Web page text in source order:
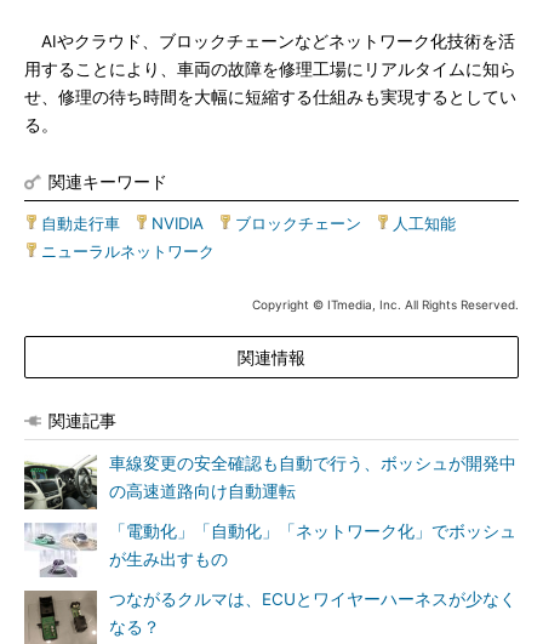
AIやクラウド、ブロックチェーンなどネットワーク化技術を活
用することにより、車両の故障を修理工場にリアルタイムに知ら
せ、修理の待ち時間を大幅に短縮する仕組みも実現するとしてい
る。
関連キーワード
自動走行車 NVIDIA ブロックチェーン 人工知能
ニューラルネットワーク
Copyright © ITmedia, Inc. All Rights Reserved.
関連情報
関連記事
車線変更の安全確認も自動で行う、ボッシュが開発中
の高速道路向け自動運転
「電動化」「自動化」「ネットワーク化」でボッシュ
が生み出すもの
つながるクルマは、ECUとワイヤーハーネスが少なく
なる？